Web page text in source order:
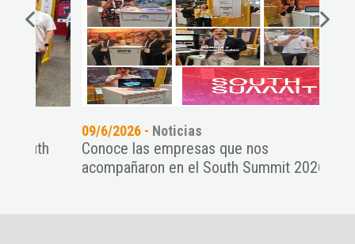
09/6/2026 -Noticias
Conoce las empresas que nos
acompañaron en el South Summit 2026